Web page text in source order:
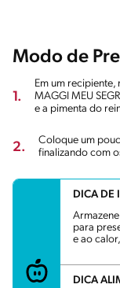
Modo de
1.
Em um recipiente,
MAGGI MEU
e a pimenta do
2.
Coloque um
finalizando com
DICA DE
para
e ao
DICA